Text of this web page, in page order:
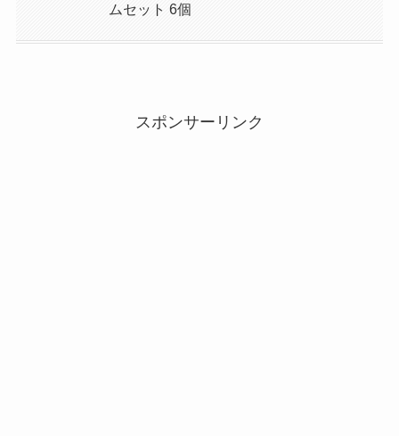
ムセット 6個
スポンサーリンク